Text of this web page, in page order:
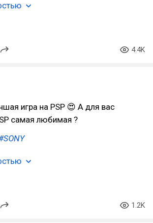
4.4K
игра на PSP 😍 А для вас
самая любимая ?
1.2K